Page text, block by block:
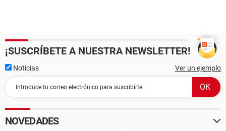
¡SUSCRÍBETE A NUESTRA NEWSLETTER!
Noticias Ver un ejemplo
NOVEDADES